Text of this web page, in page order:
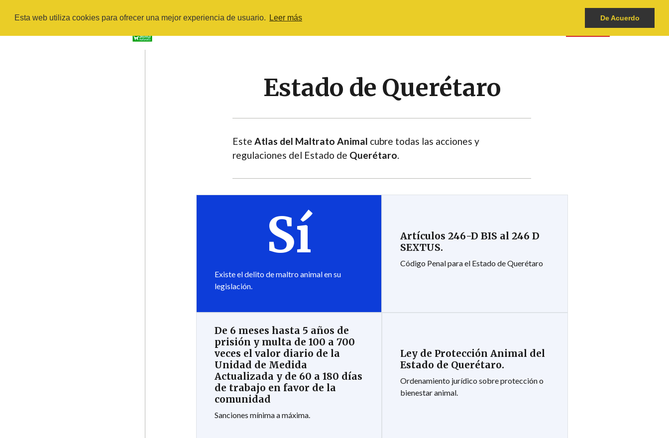
Esta web utiliza cookies para ofrecer una mejor experiencia de usuario. Leer más De Acuerdo
MALTRATO ANIMAL EN MÉXICO
Estado de Querétaro
Este Atlas del Maltrato Animal cubre todas las acciones y
regulaciones del Estado de Querétaro.
Sí
Existe el delito de maltro animal en su
legislación.
Artículos 246-D BIS al 246 D
SEXTUS.
Código Penal para el Estado de Querétaro
De 6 meses hasta 5 años de
prisión y multa de 100 a 700
veces el valor diario de la
Unidad de Medida
Actualizada y de 60 a 180 días
de trabajo en favor de la
comunidad
Sanciones mínima a máxima.
Ley de Protección Animal del
Estado de Querétaro.
Ordenamiento jurídico sobre protección o
bienestar animal.